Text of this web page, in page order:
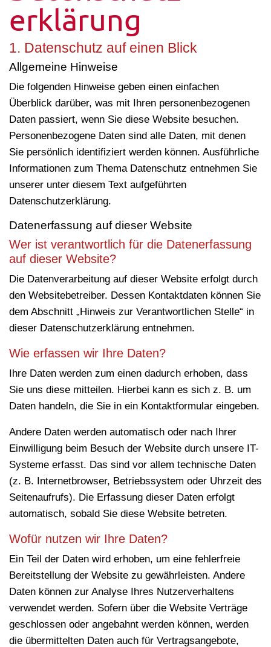
erklärung
1. Datenschutz auf einen Blick
Allgemeine Hinweise
Die folgenden Hinweise geben einen einfachen
Überblick darüber, was mit Ihren personenbezogenen
Daten passiert, wenn Sie diese Website besuchen.
Personenbezogene Daten sind alle Daten, mit denen
Sie persönlich identifiziert werden können. Ausführliche
Informationen zum Thema Datenschutz entnehmen Sie
unserer unter diesem Text aufgeführten
Datenschutzerklärung.
Datenerfassung auf dieser Website
Wer ist verantwortlich für die Datenerfassung
auf dieser Website?
Die Datenverarbeitung auf dieser Website erfolgt durch
den Websitebetreiber. Dessen Kontaktdaten können Sie
dem Abschnitt „Hinweis zur Verantwortlichen Stelle“ in
dieser Datenschutzerklärung entnehmen.
Wie erfassen wir Ihre Daten?
Ihre Daten werden zum einen dadurch erhoben, dass
Sie uns diese mitteilen. Hierbei kann es sich z. B. um
Daten handeln, die Sie in ein Kontaktformular eingeben.
Andere Daten werden automatisch oder nach Ihrer
Einwilligung beim Besuch der Website durch unsere IT-
Systeme erfasst. Das sind vor allem technische Daten
(z. B. Internetbrowser, Betriebssystem oder Uhrzeit des
Seitenaufrufs). Die Erfassung dieser Daten erfolgt
automatisch, sobald Sie diese Website betreten.
Wofür nutzen wir Ihre Daten?
Ein Teil der Daten wird erhoben, um eine fehlerfreie
Bereitstellung der Website zu gewährleisten. Andere
Daten können zur Analyse Ihres Nutzerverhaltens
verwendet werden. Sofern über die Website Verträge
geschlossen oder angebahnt werden können, werden
die übermittelten Daten auch für Vertragsangebote,